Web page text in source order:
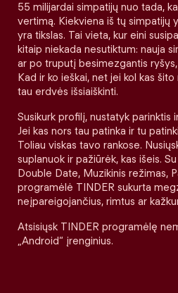
55 milijardai simpatijų nuo tada,
vertimą. Kiekviena iš tų simpatijų
yra tikslas. Tai vieta, kur eini
kitaip niekada nesutiktum: nauja
ar po truputį besimezgantis
Kad ir ko ieškai, net jei kol kas
tau erdvės išsiaiškinti.
Susikurk profilį, nustatyk parinktis
Jei kas nors tau patinka ir tu
Toliau viskas tavo rankose.
suplanuok ir pažiūrėk, kas išeis.
Double Date, Muzikinis režimas,
programėlė TINDER sukurta
neįpareigojančius, rimtus ar
Atsisiųsk TINDER programėlę
„Android“ įrenginius.